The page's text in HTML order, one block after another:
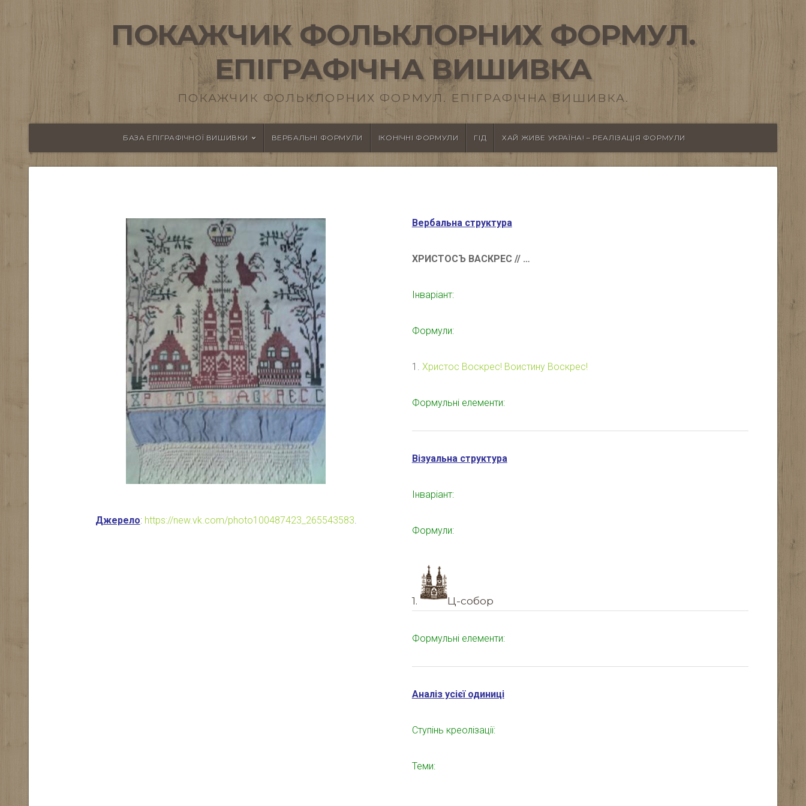
ПОКАЖЧИК ФОЛЬКЛОРНИХ ФОРМУЛ.
ЕПІГРАФІЧНА ВИШИВКА
ПОКАЖЧИК ФОЛЬКЛОРНИХ ФОРМУЛ. ЕПІГРАФІЧНА ВИШИВКА.
БАЗА ЕПІГРАФІЧНОЇ ВИШИВКИ ВЕРБАЛЬНІ ФОРМУЛИ ІКОНІЧНІ ФОРМУЛИ ГІД ХАЙ ЖИВЕ УКРАЇНА! – РЕАЛІЗАЦІЯ ФОРМУЛИ
Джерело: https://new.vk.com/photo100487423_265543583.
Вербальна структура
ХРИСТОСЪ ВАСКРЕС // …
Інваріант:
Формули:
1. Христос Воскрес! Воистину Воскрес!
Формульні елементи:
Візуальна структура
Інваріант:
Формули:
1. Ц-собор
Формульні елементи:
Аналіз усієї одиниці
Ступінь креолізації:
Теми: